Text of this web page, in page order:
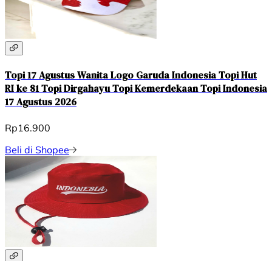
Topi 17 Agustus Wanita Logo Garuda Indonesia Topi Hut
RI ke 81 Topi Dirgahayu Topi Kemerdekaan Topi Indonesia
17 Agustus 2026
Rp16.900
Beli di Shopee